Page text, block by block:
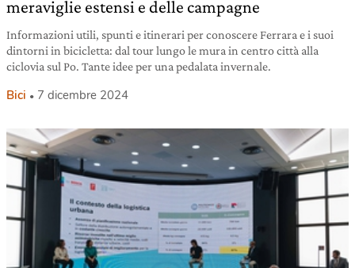
meraviglie estensi e delle campagne
Informazioni utili, spunti e itinerari per conoscere Ferrara e i suoi
dintorni in bicicletta: dal tour lungo le mura in centro città alla
ciclovia sul Po. Tante idee per una pedalata invernale.
Bici 7 dicembre 2024